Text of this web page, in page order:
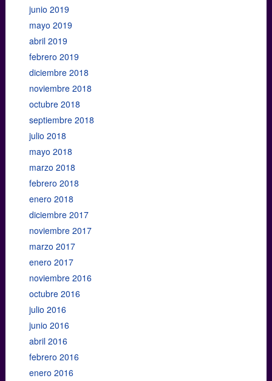
junio 2019
mayo 2019
abril 2019
febrero 2019
diciembre 2018
noviembre 2018
octubre 2018
septiembre 2018
julio 2018
mayo 2018
marzo 2018
febrero 2018
enero 2018
diciembre 2017
noviembre 2017
marzo 2017
enero 2017
noviembre 2016
octubre 2016
julio 2016
junio 2016
abril 2016
febrero 2016
enero 2016